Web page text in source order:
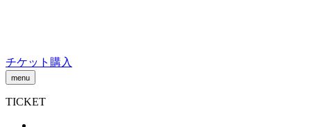
チケット購入
menu
TICKET